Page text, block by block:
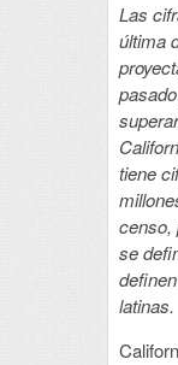
Las
última
tiene
censo,
se
latinas.